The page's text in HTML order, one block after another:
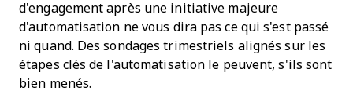
d'engagement après une initiative majeure
d'automatisation ne vous dira pas ce qui s'est passé
ni quand. Des sondages trimestriels alignés sur les
étapes clés de l'automatisation le peuvent, s'ils sont
bien menés.